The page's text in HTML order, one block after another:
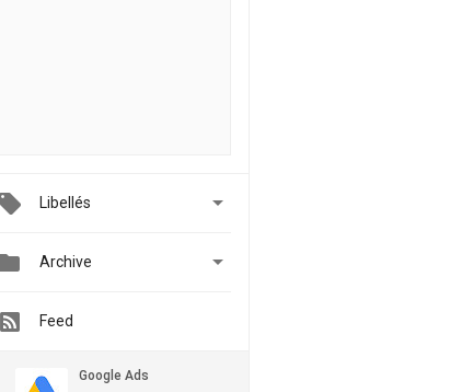
Libellés 
Archive 
Feed